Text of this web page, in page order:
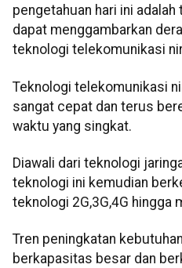
pengetahuan hari ini
dapat menggambarkan
teknologi telekomunikasi
Teknologi telekomunikasi
sangat cepat dan terus
waktu yang singkat.
Diawali dari teknologi
teknologi ini kemudian
teknologi 2G,3G,4G hingga
Tren peningkatan
berkapasitas besar dan